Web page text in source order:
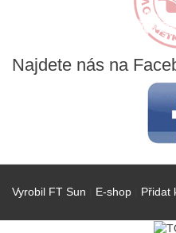
Najdete nás na
Vyrobil FT Sun E-shop Přidat